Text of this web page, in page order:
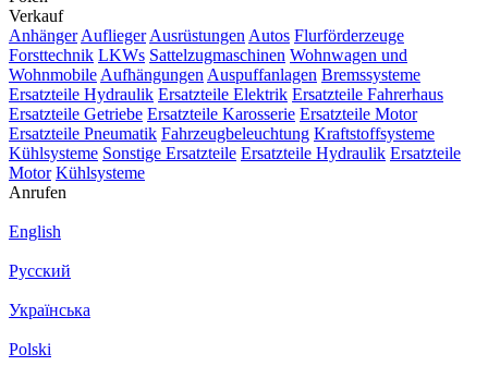
Verkauf
Anhänger Auflieger Ausrüstungen Autos Flurförderzeuge
Forsttechnik LKWs Sattelzugmaschinen Wohnwagen und
Wohnmobile Aufhängungen Auspuffanlagen Bremssysteme
Ersatzteile Hydraulik Ersatzteile Elektrik Ersatzteile Fahrerhaus
Ersatzteile Getriebe Ersatzteile Karosserie Ersatzteile Motor
Ersatzteile Pneumatik Fahrzeugbeleuchtung Kraftstoffsysteme
Kühlsysteme Sonstige Ersatzteile Ersatzteile Hydraulik Ersatzteile
Motor Kühlsysteme
Anrufen
English
Русский
Українська
Polski